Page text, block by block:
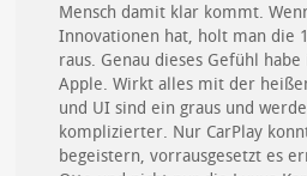
Mensch damit klar kommt.
Innovationen hat, holt man die
raus. Genau dieses Gefühl
Apple. Wirkt alles mit der
und UI sind ein graus und
komplizierter. Nur CarPlay
begeistern, vorrausgesetzt es